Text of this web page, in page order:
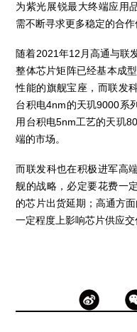
为紫光展锐最大终端应用
需不断寻求更多稳定的合
随着2021年12月高通与联
整体芯片矩阵已经基本成
性能的旗舰宝座，而联发
台积电4nm的天玑9000系
用台积电5nm工艺的天玑
端的市场。
而联发科也在积极进军高
舰的战略，必定要花费一
的芯片出货延期；高通方
一定程度上影响芯片供应交